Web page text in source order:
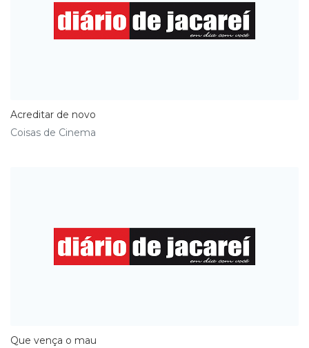
Acreditar de novo
Coisas de Cinema
Que vença o mau